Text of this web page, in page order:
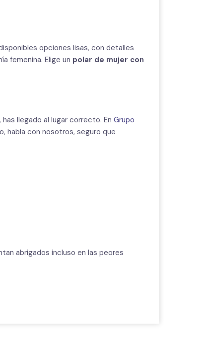
opciones lisas, con detalles
femenina. Elige un polar de mujer con
llegado al lugar correcto. En Grupo
habla con nosotros, seguro que
abrigados incluso en las peores